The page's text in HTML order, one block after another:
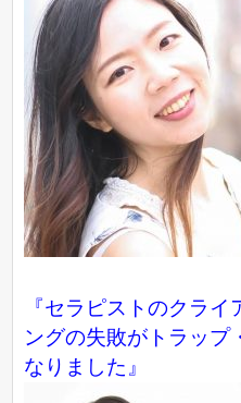
『セラピストのクラ
ングの失敗がトラップ
なりました』